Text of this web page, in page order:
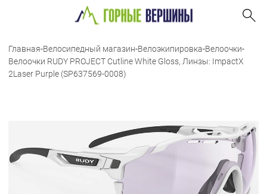
Главная-Велосипедный магазин-Велоэкипировка-Велоочки-
Велоочки RUDY PROJECT Cutline White Gloss, Линзы: ImpactX
2Laser Purple (SP637569-0008)